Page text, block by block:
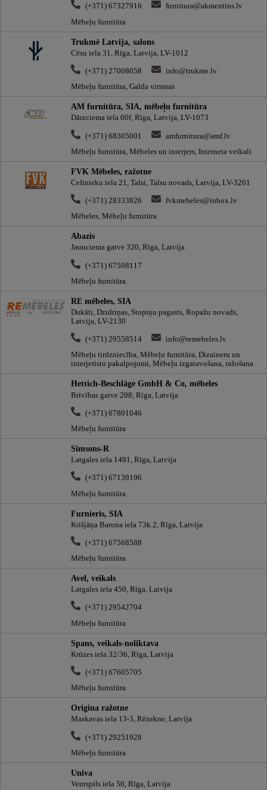
(+371) 67327916
furnitura@akmentins.lv
Mēbeļu furnitūra
Trukmė Latvija, salons
Cēsu iela 31, Rīga, Latvija, LV-1012
(+371) 27008058
info@trukme.lv
Mēbeļu furnitūra, Galda virsmas
AM furnitūra, SIA, mēbeļu furnitūra
Dārzciema iela 60f, Rīga, Latvija, LV-1073
(+371) 68305001
amfurnitura@amf.lv
Mēbeļu furnitūra, Mēbeles un interjers, Interneta veikali
FVK Mēbeles, ražotne
Celtnieku iela 21, Talsi, Talsu novads, Latvija, LV-3201
(+371) 28333826
fvkmebeles@inbox.lv
Mēbeles, Mēbeļu furnitūra
Abazis
Jaunciema gatve 320, Rīga, Latvija
(+371) 67508117
Mēbeļu furnitūra
RE mēbeles, SIA
Dukāti, Dzidriņas, Stopiņu pagasts, Ropažu novads,
Latvija, LV-2130
(+371) 29558514
info@remebeles.lv
Mēbeļu tirdzniecība, Mēbeļu furnitūra, Dizaineru un
interjeristu pakalpojumi, Mēbeļu izgatavošana, ražošana
Hettich-Beschläge GmbH & Co, mēbeles
Brīvības gatve 208, Rīga, Latvija
(+371) 67801046
Mēbeļu furnitūra
Simsons-R
Latgales iela 1491, Rīga, Latvija
(+371) 67139196
Mēbeļu furnitūra
Furnieris, SIA
Krišjāņa Barona iela 73k.2, Rīga, Latvija
(+371) 67568588
Mēbeļu furnitūra
Avel, veikals
Latgales iela 450, Rīga, Latvija
(+371) 29542704
Mēbeļu furnitūra
Spans, veikals-noliktava
Krūzes iela 32/36, Rīga, Latvija
(+371) 67605705
Mēbeļu furnitūra
Origina ražotne
Maskavas iela 13-3, Rēzekne, Latvija
(+371) 29251928
Mēbeļu furnitūra
Univa
Ventspils iela 50, Rīga, Latvija